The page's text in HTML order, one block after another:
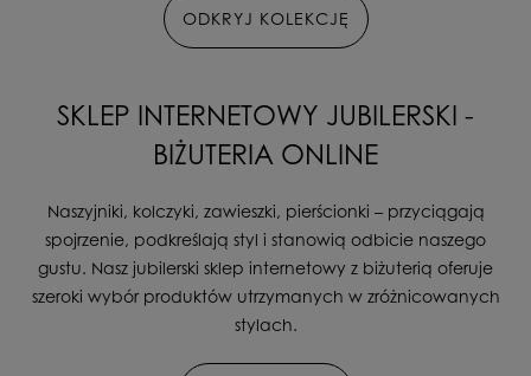
ODKRYJ KOLEKCJĘ
SKLEP INTERNETOWY JUBILERSKI -
BIŻUTERIA ONLINE
Naszyjniki, kolczyki, zawieszki, pierścionki – przyciągają
spojrzenie, podkreślają styl i stanowią odbicie naszego
gustu. Nasz jubilerski sklep internetowy z biżuterią oferuje
szeroki wybór produktów utrzymanych w zróżnicowanych
stylach.